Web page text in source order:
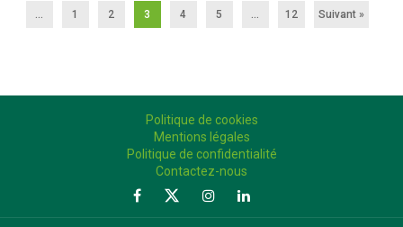
... 1 2 3 4 5 … 12 Suivant »
Politique de cookies
Mentions légales
Politique de confidentialité
Contactez-nous